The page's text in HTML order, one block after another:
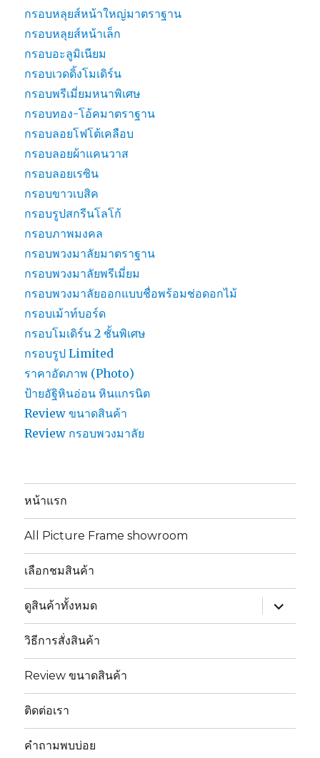
กรอบหลุยส์หน้าใหญ่มาตราฐาน
กรอบหลุยส์หน้าเล็ก
กรอบอะลูมิเนียม
กรอบเวดดิ้งโมเดิร์น
กรอบพรีเมี่ยมหนาพิเศษ
กรอบทอง-โอ้คมาตราฐาน
กรอบลอยโฟโต้เคลือบ
กรอบลอยผ้าแคนวาส
กรอบลอยเรซิน
กรอบขาวเบสิค
กรอบรูปสกรีนโลโก้
กรอบภาพมงคล
กรอบพวงมาลัยมาตราฐาน
กรอบพวงมาลัยพรีเมี่ยม
กรอบพวงมาลัยออกแบบชื่อพร้อมช่อดอกไม้
กรอบเม้าท์บอร์ด
กรอบโมเดิร์น 2 ชั้นพิเศษ
กรอบรูป Limited
ราคาอัดภาพ (Photo)
ป้ายอัฐิหินอ่อน หินแกรนิต
Review ขนาดสินค้า
Review กรอบพวงมาลัย
หน้าแรก
All Picture Frame showroom
เลือกชมสินค้า
ดูสินค้าทั้งหมด
ขยาย
เมนู
ย่อย
วิธีการสั่งสินค้า
Review ขนาดสินค้า
ติดต่อเรา
คำถามพบบ่อย